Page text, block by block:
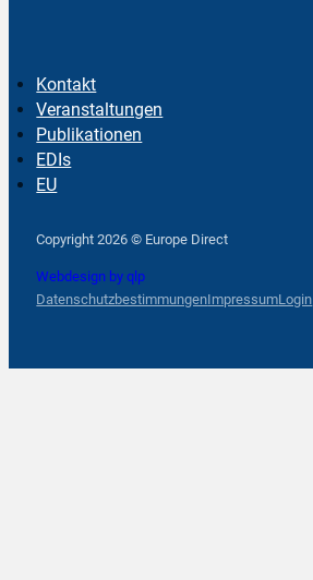
Kontakt
Veranstaltungen
Publikationen
EDIs
EU
Copyright 2026 © Europe Direct
Webdesign by qlp
DatenschutzbestimmungenImpressumLogin